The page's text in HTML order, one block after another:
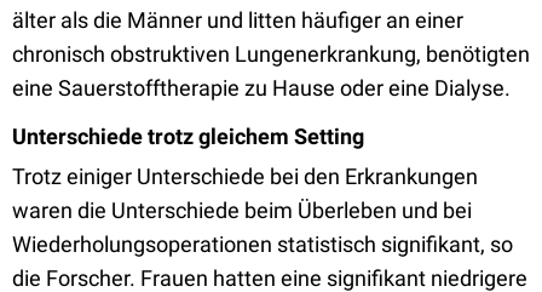
älter als die Männer und litten häufiger an einer
chronisch obstruktiven Lungenerkrankung, benötigten
eine Sauerstofftherapie zu Hause oder eine Dialyse.
Unterschiede trotz gleichem Setting
Trotz einiger Unterschiede bei den Erkrankungen
waren die Unterschiede beim Überleben und bei
Wiederholungsoperationen statistisch signifikant, so
die Forscher. Frauen hatten eine signifikant niedrigere